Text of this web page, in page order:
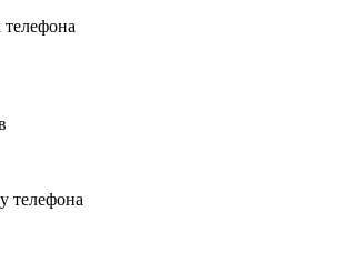
телефона
телефона